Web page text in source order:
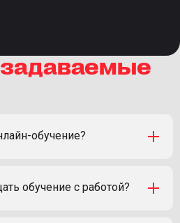
отметить куратора
Голодникову и
состав — браво! Все-
задаваемые
обучение?
обучение с работой?